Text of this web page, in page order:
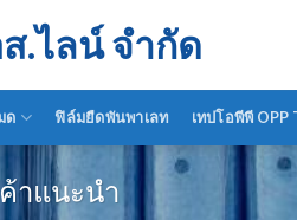
.ไลน์ จำกัด
ด ฟิล์มยืดพันพาเลท เทปโอพีพี OPP
าแนะนำ